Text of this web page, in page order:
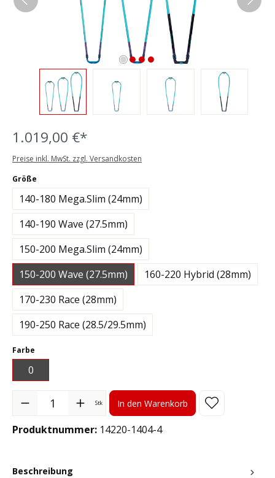
1.019,00 €*
Preise inkl. MwSt. zzgl. Versandkosten
Größe
140-180 Mega.Slim (24mm)
140-190 Wave (27.5mm)
150-200 Mega.Slim (24mm)
150-200 Wave (27.5mm)
160-220 Hybrid (28mm)
170-230 Race (28mm)
190-250 Race (28.5/29.5mm)
Farbe
0
Produkt Anzahl: Gib den gewünschten Wert ein oder benutze
Stk In den Warenkorb
Produktnummer: 14220-1404-4
Beschreibung